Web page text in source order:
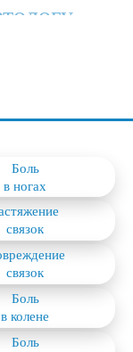
ортопед
вашей
МРТ
Боль
в ногах
связок
связок
Боль
в колене
Боль